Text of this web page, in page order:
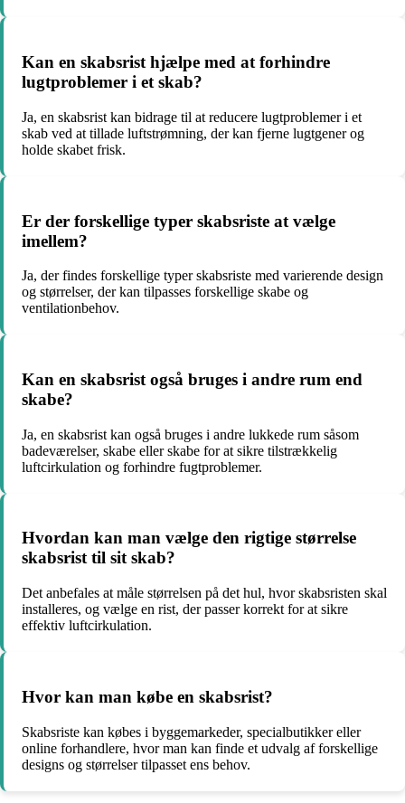
Kan en skabsrist hjælpe med at forhindre
lugtproblemer i et skab?
Ja, en skabsrist kan bidrage til at reducere lugtproblemer i et
skab ved at tillade luftstrømning, der kan fjerne lugtgener og
holde skabet frisk.
Er der forskellige typer skabsriste at vælge
imellem?
Ja, der findes forskellige typer skabsriste med varierende design
og størrelser, der kan tilpasses forskellige skabe og
ventilationbehov.
Kan en skabsrist også bruges i andre rum end
skabe?
Ja, en skabsrist kan også bruges i andre lukkede rum såsom
badeværelser, skabe eller skabe for at sikre tilstrækkelig
luftcirkulation og forhindre fugtproblemer.
Hvordan kan man vælge den rigtige størrelse
skabsrist til sit skab?
Det anbefales at måle størrelsen på det hul, hvor skabsristen skal
installeres, og vælge en rist, der passer korrekt for at sikre
effektiv luftcirkulation.
Hvor kan man købe en skabsrist?
Skabsriste kan købes i byggemarkeder, specialbutikker eller
online forhandlere, hvor man kan finde et udvalg af forskellige
designs og størrelser tilpasset ens behov.